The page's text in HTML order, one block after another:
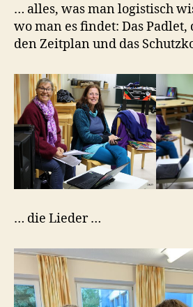
… alles, was man logistisch
wo man es findet: Das
den Zeitplan und das
… die Lieder …